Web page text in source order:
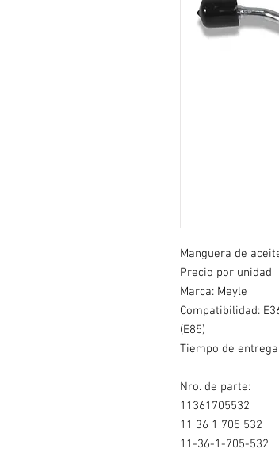
Manguera de
Precio por unidad
Marca: Meyle
Compatibilidad:
(E85)
Tiempo de
Nro. de parte:
11361705532
11 36 1 705 532
11-36-1-705-532